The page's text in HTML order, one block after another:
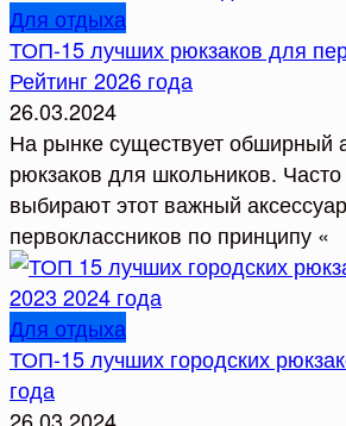
Для отдыха
ТОП-15 лучших рюкзаков для
Рейтинг 2026 года
26.03.2024
На рынке существует обширный
рюкзаков для школьников.
выбирают этот важный
первоклассников по принципу «
Для отдыха
ТОП-15 лучших городских
года
26.03.2024